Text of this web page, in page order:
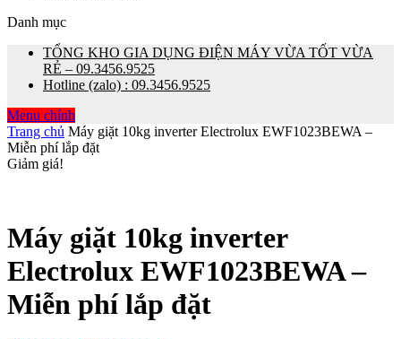
Danh mục
TỔNG KHO GIA DỤNG ĐIỆN MÁY VỪA TỐT VỪA
RẺ – 09.3456.9525
Hotline (zalo) : 09.3456.9525
Menu chính
Trang chủ Máy giặt 10kg inverter Electrolux EWF1023BEWA –
Miễn phí lắp đặt
Giảm giá!
Máy giặt 10kg inverter
Electrolux EWF1023BEWA –
Miễn phí lắp đặt